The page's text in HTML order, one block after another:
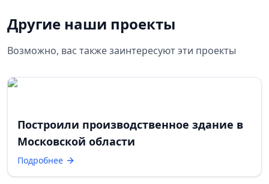
Другие наши проекты
Возможно, вас также заинтересуют эти проекты
Построили производственное здание в
Московской области
Подробнее